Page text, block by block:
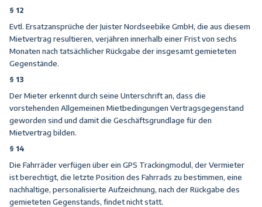
§ 12
Evtl. Ersatzansprüche der Juister Nordseebike GmbH, die aus diesem
Mietvertrag resultieren, verjähren innerhalb einer Frist von sechs
Monaten nach tatsächlicher Rückgabe der insgesamt gemieteten
Gegenstände.
§ 13
Der Mieter erkennt durch seine Unterschrift an, dass die
vorstehenden Allgemeinen Mietbedingungen Vertragsgegenstand
geworden sind und damit die Geschäftsgrundlage für den
Mietvertrag bilden.
§ 14
Die Fahrräder verfügen über ein GPS Trackingmodul, der Vermieter
ist berechtigt, die letzte Position des Fahrrads zu bestimmen, eine
nachhaltige, personalisierte Aufzeichnung, nach der Rückgabe des
gemieteten Gegenstands, findet nicht statt.